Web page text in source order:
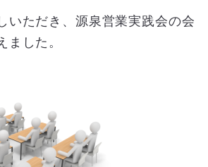
いただき、源泉営業実践会の会
ました。